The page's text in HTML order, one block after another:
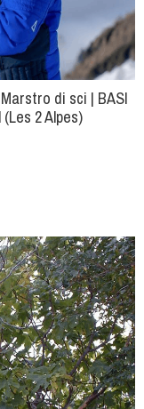
di sci | BASI
2 Alpes)